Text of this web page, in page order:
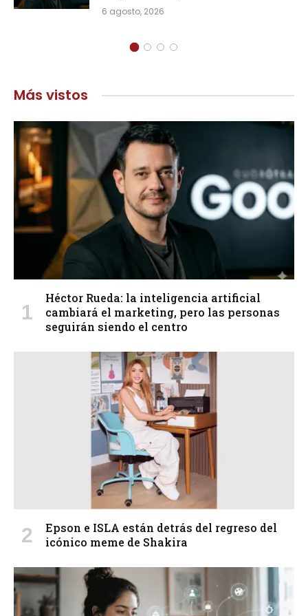
6 agosto, 2026
Más vistos
Héctor Rueda: la inteligencia artificial
cambiará el marketing, pero las personas
seguirán siendo el centro
Epson e ISLA están detrás del regreso del
icónico meme de Shakira